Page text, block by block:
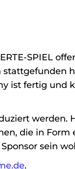
SPIEL
ist fertig und
werden.
die in Form
sein
.